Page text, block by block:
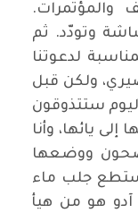
وتودّد. ثم
لدعوتنا
ولكن قبل
ستتذوقون
يائها، وأنا
ووضعها
جلب ماء
آدو هو من هيأ